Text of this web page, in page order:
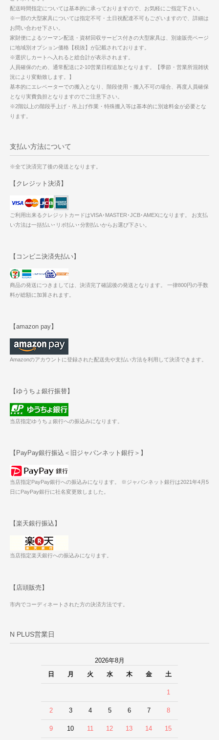
配送時間指定については基本的に承っておりますので、お気軽にご指定下さい。
※一部の大型家具については指定不可・土日祝配達不可もございますので、詳細は
お問い合わせ下さい。
家財便によるツーマン配送・資材回収サービス付きの大型家具は、別途販売ページ
に地域別オプション価格【税抜】が記載されております。
※選択しカートへ入れると総合計が表示されます。
人員確保のため、通常配送に2-10営業日程追加となります。【季節・営業所混雑状
況により変動致します。】
基本的にエレベーターでの搬入となり、階段使用・搬入不可の場合、再度人員確保
となり実費負担となりますのでご注意下さい。
※2階以上の階段手上げ・吊上げ作業・特殊搬入等は基本的に別途料金が必要とな
ります。
支払い方法について
※全て決済完了後の発送となります。
【クレジット決済】
ご利用出来るクレジットカードはVISA･MASTER･JCB･AMEXになります。 お支払
い方法は一括払い･リボ払い･分割払いからお選び下さい。
【コンビニ決済先払い】
商品の発送につきましては、決済完了確認後の発送となります。 一律800円の手数
料が総額に加算されます。
【amazon pay】
Amazonのアカウントに登録された配送先や支払い方法を利用して決済できます。
【ゆうちょ銀行振替】
当店指定ゆうちょ銀行への振込みになります。
【PayPay銀行振込＜旧ジャパンネット銀行＞】
当店指定PayPay銀行への振込みになります。 ※ジャパンネット銀行は2021年4月5
日にPayPay銀行に社名変更致しました。
【楽天銀行振込】
当店指定楽天銀行への振込みになります。
【店頭販売】
市内でコーディネートされた方の決済方法です。
N PLUS営業日
2026年8月
日
月 火 水 木 金 土
1
2 3 4 5 6 7 8
9 10 11 12 13 14 15